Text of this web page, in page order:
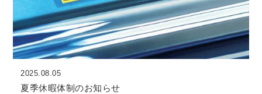
2025.08.05
夏季休暇体制のお知らせ